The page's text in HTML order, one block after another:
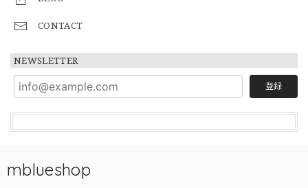
CONTACT
NEWSLETTER
登録
mblueshop